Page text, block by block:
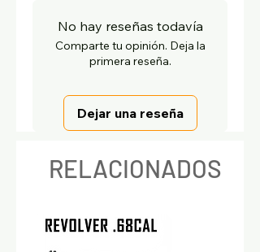
No hay reseñas todavía
Comparte tu opinión. Deja la
primera reseña.
Dejar una reseña
RELACIONADOS